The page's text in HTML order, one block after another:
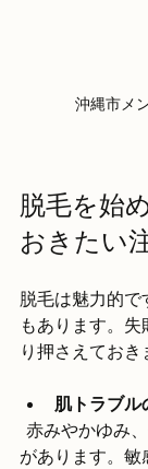
沖縄市メ
脱毛を始
おきたい
脱毛は魅力的で
もあります。
り押さえておき
肌トラブル
があります。